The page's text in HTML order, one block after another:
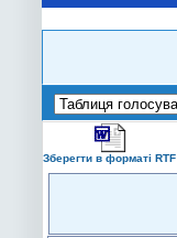
Зберегти в форматі RTF